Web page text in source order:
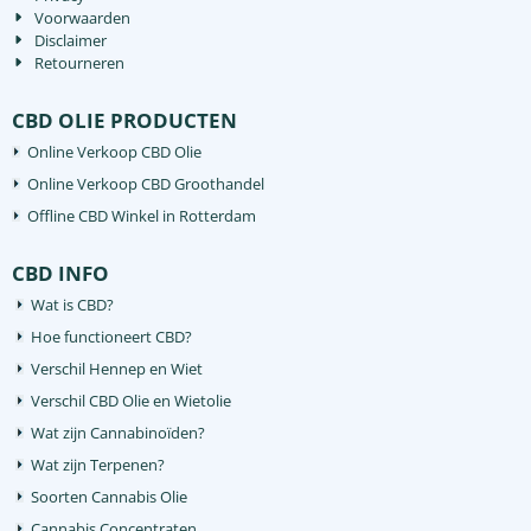
Voorwaarden
Disclaimer
Retourneren
CBD OLIE PRODUCTEN
Online Verkoop CBD Olie
Online Verkoop CBD Groothandel
Offline CBD Winkel in Rotterdam
CBD INFO
Wat is CBD?
Hoe functioneert CBD?
Verschil Hennep en Wiet
Verschil CBD Olie en Wietolie
Wat zijn Cannabinoïden?
Wat zijn Terpenen?
Soorten Cannabis Olie